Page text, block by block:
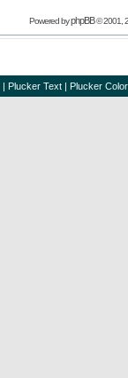
Powered byphpBB© 2001,
| Plucker Text | Plucker Color